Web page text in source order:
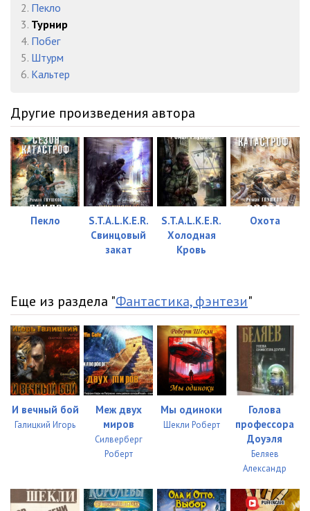
2. Пекло
3. Турнир
4. Побег
5. Штурм
6. Кальтер
Другие произведения автора
Пекло
S.T.A.L.K.E.R.
Свинцовый
закат
S.T.A.L.K.E.R.
Холодная
Кровь
Охота
Еще из раздела "Фантастика, фэнтези"
И вечный бой
Галицкий Игорь
Меж двух
миров
Силверберг
Роберт
Мы одиноки
Шекли Роберт
Голова
профессора
Доуэля
Беляев
Александр